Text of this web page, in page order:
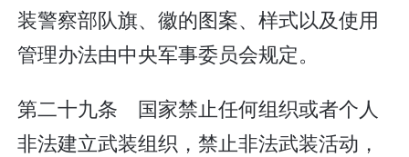
装警察部队旗、徽的图案、样式以及使用
管理办法由中央军事委员会规定。
第二十九条 国家禁止任何组织或者个人
非法建立武装组织，禁止非法武装活动，